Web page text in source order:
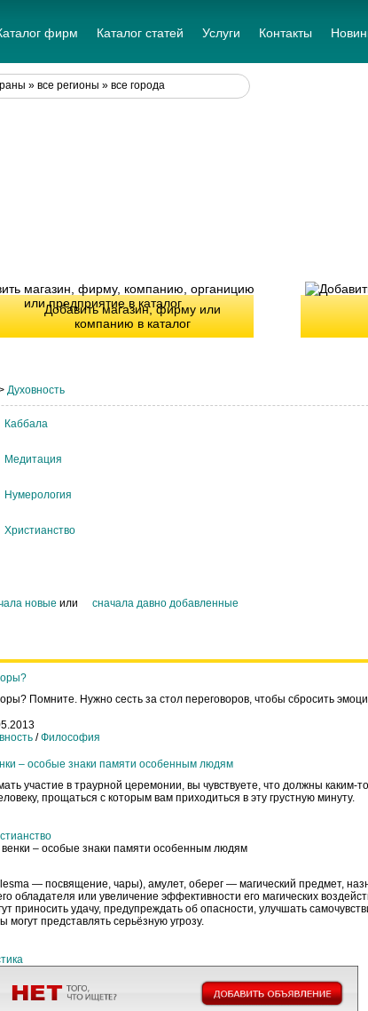
фирм Каталог статей Услуги Контакты
» все регионы » все города
Добавить магазин, фирму или
компанию в каталог
Духовность
Каббала
Медитация
Нумерология
Христианство
новые или сначала давно добавленные
Помните. Нужно сесть за стол переговоров, чтобы сбросить
/Философия
– особые знаки памяти особенным людям
участие в траурной церемонии, вы чувствуете, что должны каким-
прощаться с которым вам приходиться в эту грустную минуту.
— посвящение, чары), амулет, оберег — магический предмет,
обладателя или увеличение эффективности его магических
приносить удачу, предупреждать об опасности, улучшать
могут представлять серьёзную угрозу.